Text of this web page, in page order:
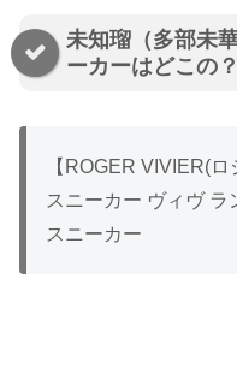
未知瑠（多部未
ーカーはどこの？
【ROGER VIVIER(ロ
スニーカー ヴィヴ ラ
スニーカー